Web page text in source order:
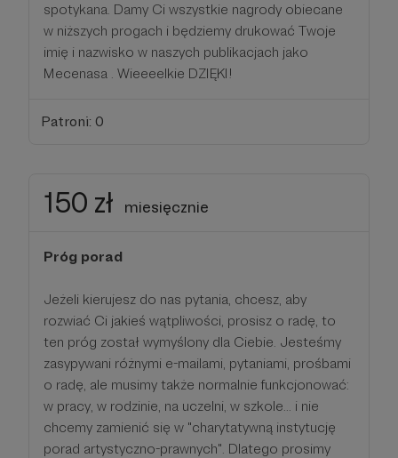
spotykana. Damy Ci wszystkie nagrody obiecane
w niższych progach i będziemy drukować Twoje
imię i nazwisko w naszych publikacjach jako
Mecenasa . Wieeeelkie DZIĘKI!
Patroni: 0
150 zł miesięcznie
Próg porad
Jeżeli kierujesz do nas pytania, chcesz, aby
rozwiać Ci jakieś wątpliwości, prosisz o radę, to
ten próg został wymyślony dla Ciebie. Jesteśmy
zasypywani różnymi e-mailami, pytaniami, prośbami
o radę, ale musimy także normalnie funkcjonować:
w pracy, w rodzinie, na uczelni, w szkole... i nie
chcemy zamienić się w "charytatywną instytucję
porad artystyczno-prawnych". Dlatego prosimy